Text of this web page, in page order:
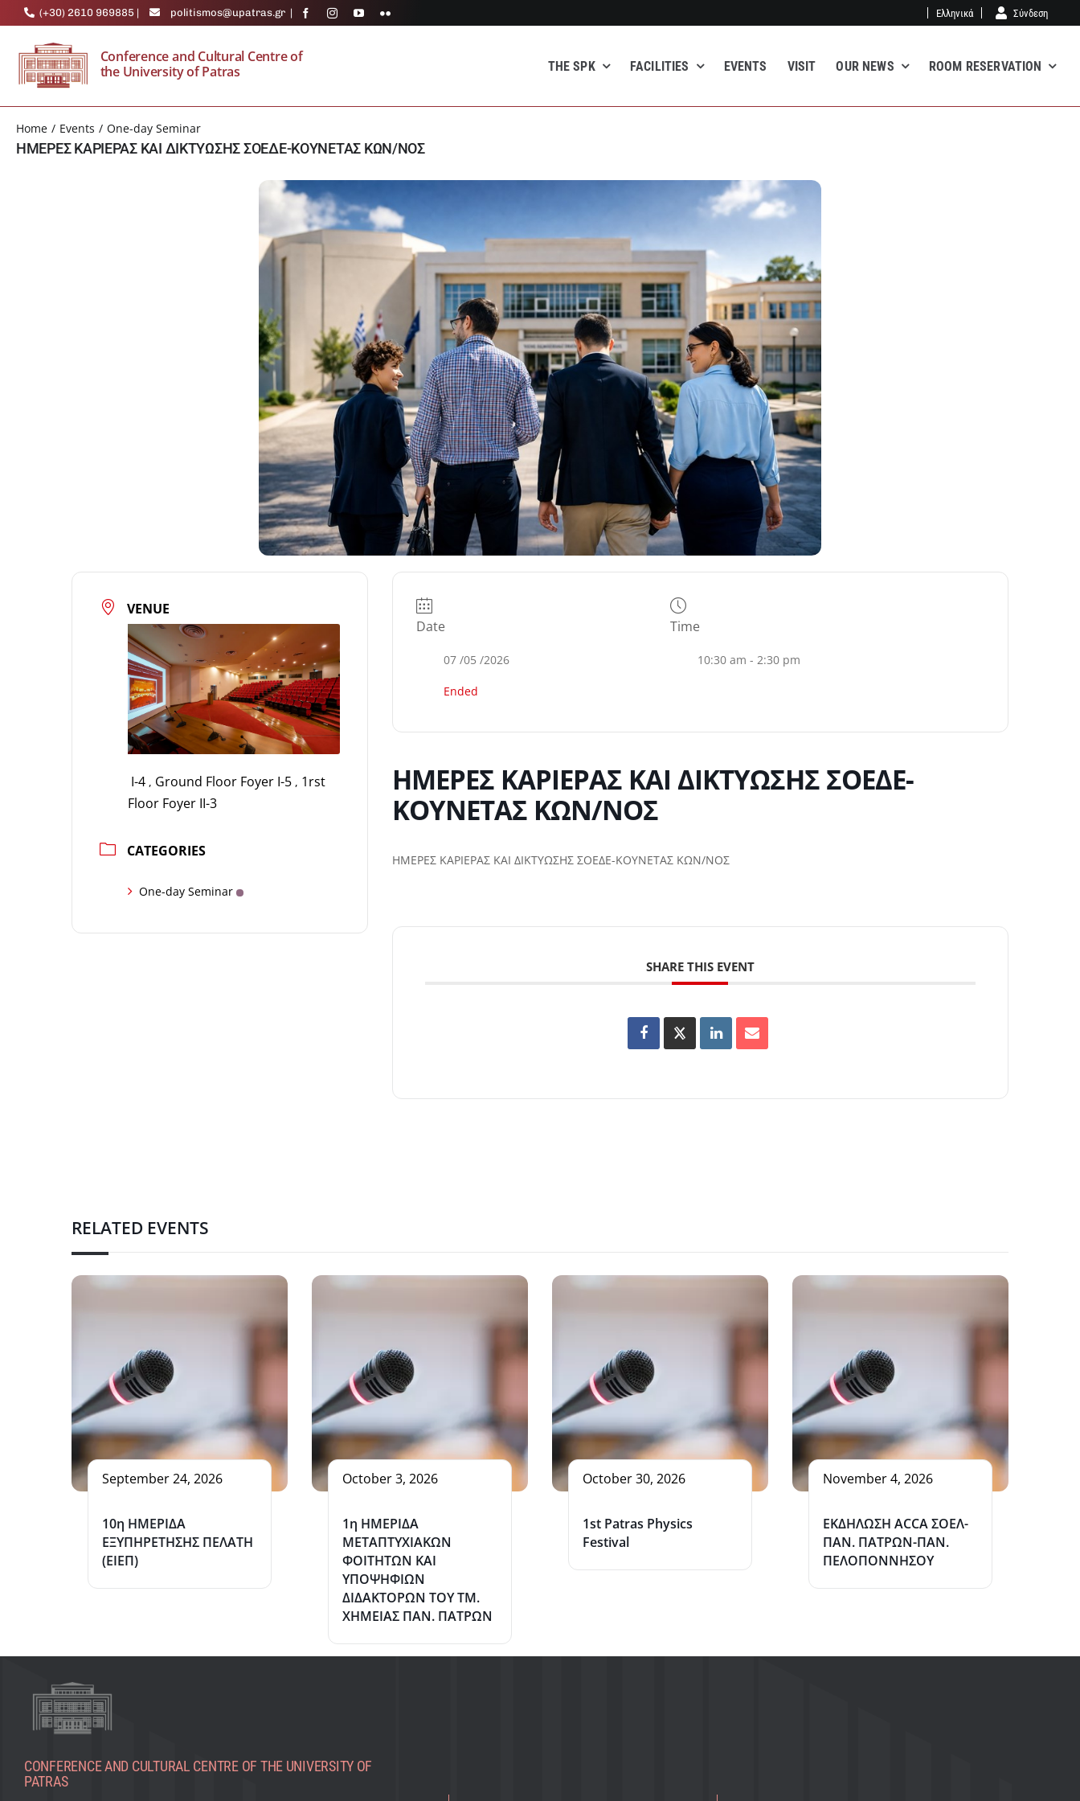
to
content
(+30) 2610 969885 | politismos@upatras.gr | Ελληνικά Σύνδεση
Conference and Cultural Centre of
the University of Patras
THE SPK FACILITIES EVENTS VISIT OUR NEWS ROOM RESERVATION
Home Events One-day Seminar
ΗΜΕΡΕΣ ΚΑΡΙΕΡΑΣ ΚΑΙ ΔΙΚΤΥΩΣΗΣ ΣΟΕΔΕ-ΚΟΥΝΕΤΑΣ ΚΩΝ/ΝΟΣ
VENUE
I-4 , Ground Floor Foyer I-5 , 1rst
Floor Foyer II-3
CATEGORIES
One-day Seminar
Date
07 /05 /2026
Ended
Time
10:30 am - 2:30 pm
ΗΜΕΡΕΣ ΚΑΡΙΕΡΑΣ ΚΑΙ ΔΙΚΤΥΩΣΗΣ ΣΟΕΔΕ-
ΚΟΥΝΕΤΑΣ ΚΩΝ/ΝΟΣ
ΗΜΕΡΕΣ ΚΑΡΙΕΡΑΣ ΚΑΙ ΔΙΚΤΥΩΣΗΣ ΣΟΕΔΕ-ΚΟΥΝΕΤΑΣ ΚΩΝ/ΝΟΣ
SHARE THIS EVENT
RELATED EVENTS
September 24, 2026
10η ΗΜΕΡΙΔΑ
ΕΞΥΠΗΡΕΤΗΣΗΣ ΠΕΛΑΤΗ
(ΕΙΕΠ)
October 3, 2026
1η ΗΜΕΡΙΔΑ
ΜΕΤΑΠΤΥΧΙΑΚΩΝ
ΦΟΙΤΗΤΩΝ ΚΑΙ
ΥΠΟΨΗΦΙΩΝ
ΔΙΔΑΚΤΟΡΩΝ ΤΟΥ ΤΜ.
ΧΗΜΕΙΑΣ ΠΑΝ. ΠΑΤΡΩΝ
October 30, 2026
1st Patras Physics
Festival
November 4, 2026
ΕΚΔΗΛΩΣΗ ΑCCA ΣΟΕΛ-
ΠΑΝ. ΠΑΤΡΩΝ-ΠΑΝ.
ΠΕΛΟΠΟΝΝΗΣΟΥ
CONFERENCE AND CULTURAL CENTRE OF THE UNIVERSITY OF
PATRAS